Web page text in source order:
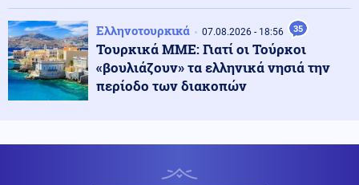
Κόσμος 09.08.2026 - 11:25
Ο «στόλος του Χίτλερ» αναδύεται στον Δούναβη: Η
ξηρασία φέρνει στο φως τα ναυάγια των Ναζί
Ελληνοτουρκικά 07.08.2026 - 18:56 35
Τουρκικά ΜΜΕ: Γιατί οι Τούρκοι
«βουλιάζουν» τα ελληνικά νησιά την
περίοδο των διακοπών